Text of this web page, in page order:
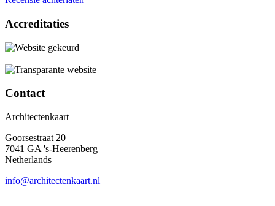
Accreditaties
Contact
Architectenkaart
Goorsestraat 20
7041 GA 's-Heerenberg
Netherlands
info@architectenkaart.nl